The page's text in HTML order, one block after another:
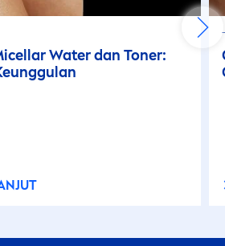
Water dan Toner: